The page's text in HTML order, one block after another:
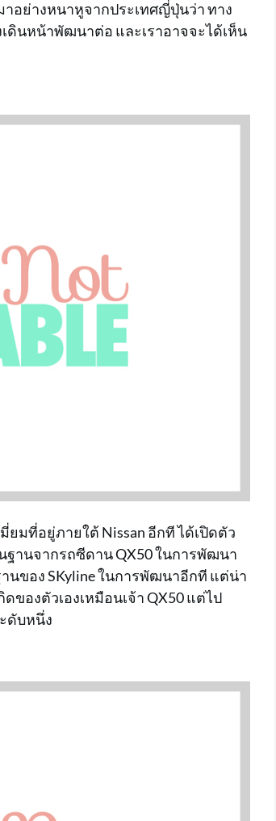
อย่างหนาหูจากประเทศญี่ปุ่นว่า ทาง
ดินหน้าพัฒนาต่อ และเราอาจจะได้เห็น
ยมที่อยู่ภายใต้ Nissan อีกที ได้เปิดตัว
ฐานจากรถซีดาน QX50 ในการพัฒนา
นของ SKyline ในการพัฒนาอีกที แต่น่า
ของตัวเองเหมือนเจ้า QX50 แต่ไป
ดับหนึ่ง